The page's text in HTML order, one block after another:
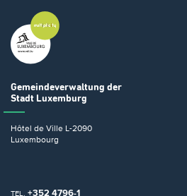
Gemeindeverwaltung der
Stadt Luxemburg
Hôtel de Ville L-2090
Luxembourg
TEL. +352 4796-1